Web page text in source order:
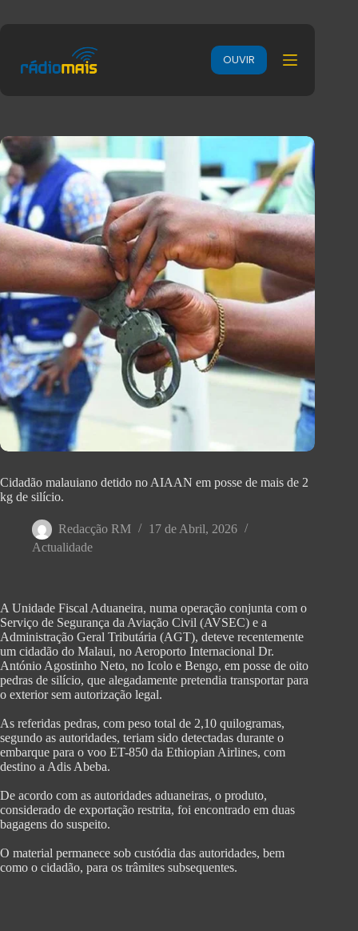
OUVIR
‎Cidadão malauiano detido no AIAAN em posse de mais de 2
kg de silício.
Redacção RM
17 de Abril, 2026
Actualidade
A Unidade Fiscal Aduaneira, numa operação conjunta com o
Serviço de Segurança da Aviação Civil (AVSEC) e a
Administração Geral Tributária (AGT), deteve recentemente
um cidadão do Malaui, no Aeroporto Internacional Dr.
António Agostinho Neto, no Icolo e Bengo, em posse de oito
pedras de silício, que alegadamente pretendia transportar para
o exterior sem autorização legal.
‎As referidas pedras, com peso total de 2,10 quilogramas,
segundo as autoridades, teriam sido detectadas durante o
embarque para o voo ET-850 da Ethiopian Airlines, com
destino a Adis Abeba.
‎De acordo com as autoridades aduaneiras, o produto,
considerado de exportação restrita, foi encontrado em duas
bagagens do suspeito.
‎O material permanece sob custódia das autoridades, bem
como o cidadão, para os trâmites subsequentes.